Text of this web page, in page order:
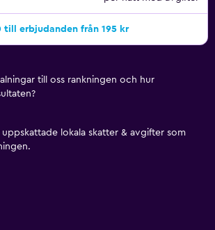
till erbjudanden från 195 kr
till oss rankningen och hur
uppskattade lokala skatter & avgifter som